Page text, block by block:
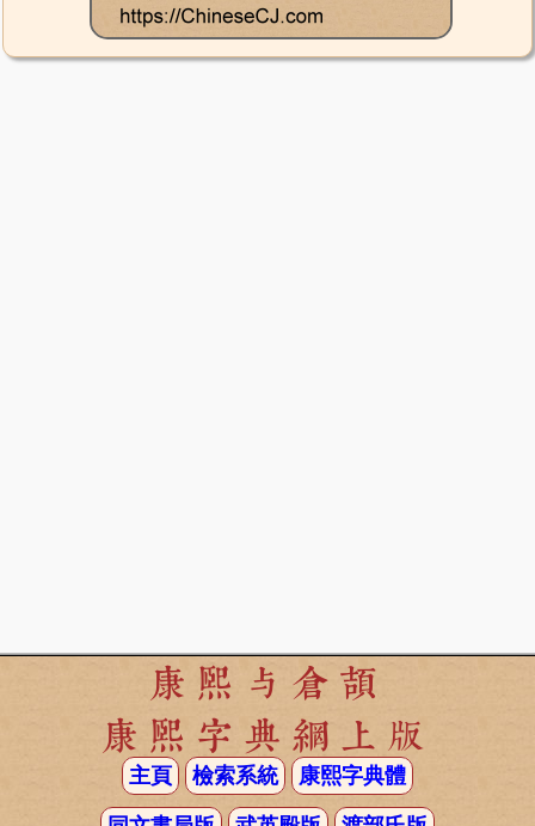
康熙与倉頡
康熙字典網上版
主頁 檢索系統 康熙字典體